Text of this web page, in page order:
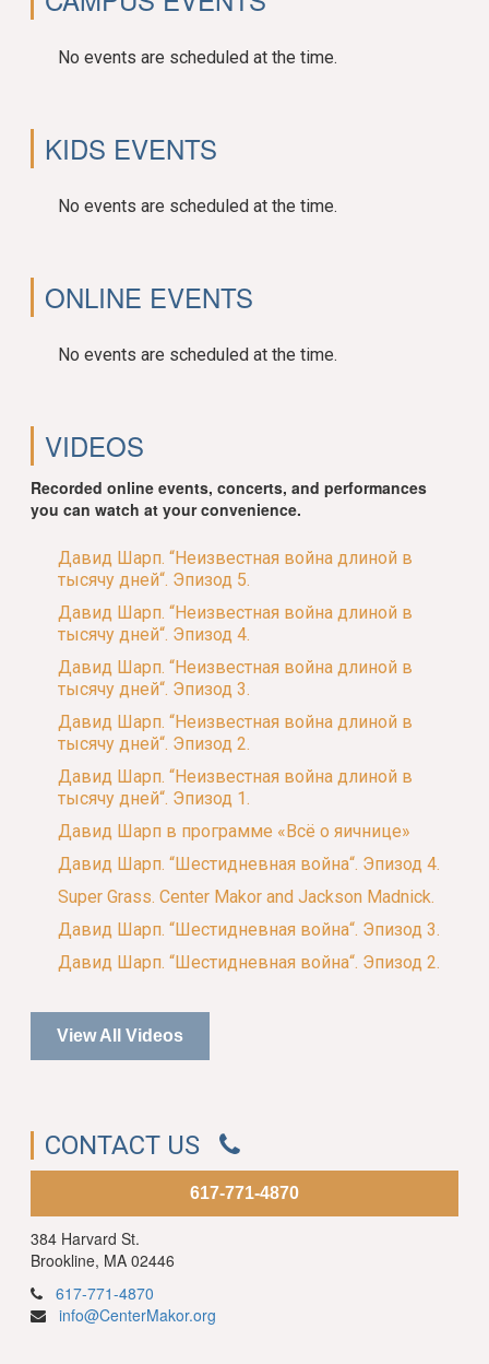
No events are scheduled at the time.
KIDS EVENTS
No events are scheduled at the time.
ONLINE EVENTS
No events are scheduled at the time.
VIDEOS
Recorded online events, concerts, and performances
you can watch at your convenience.
Давид Шарп. “Неизвестная война длиной в
тысячу дней“. Эпизод 5.
Давид Шарп. “Неизвестная война длиной в
тысячу дней“. Эпизод 4.
Давид Шарп. “Неизвестная война длиной в
тысячу дней“. Эпизод 3.
Давид Шарп. “Неизвестная война длиной в
тысячу дней“. Эпизод 2.
Давид Шарп. “Неизвестная война длиной в
тысячу дней“. Эпизод 1.
Давид Шарп в программе «Всё о яичнице»
Давид Шарп. “Шестидневная война“. Эпизод 4.
Super Grass. Center Makor and Jackson Madnick.
Давид Шарп. “Шестидневная война“. Эпизод 3.
Давид Шарп. “Шестидневная война“. Эпизод 2.
View All Videos
CONTACT US
617-771-4870
384 Harvard St.
Brookline, MA 02446
617-771-4870
info@CenterMakor.org